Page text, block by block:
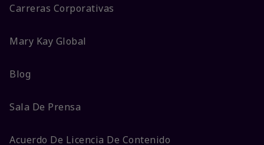
Carreras Corporativas
Mary Kay Global
Blog
Sala De Prensa
Acuerdo De Licencia De Contenido